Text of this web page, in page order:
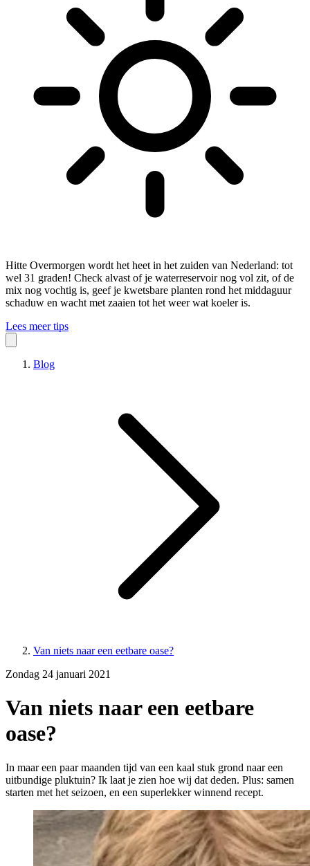
Hitte Overmorgen wordt het heet in het zuiden van Nederland: tot
wel 31 graden! Check alvast of je waterreservoir nog vol zit, of de
mix nog vochtig is, geef je kwetsbare planten rond het middaguur
schaduw en wacht met zaaien tot het weer wat koeler is.
Lees meer tips
Blog
Van niets naar een eetbare oase?
Zondag 24 januari 2021
Van niets naar een eetbare
oase?
In maar een paar maanden tijd van een kaal stuk grond naar een
uitbundige pluktuin? Ik laat je zien hoe wij dat deden. Plus: samen
starten met het seizoen, en een superlekker winnend recept.